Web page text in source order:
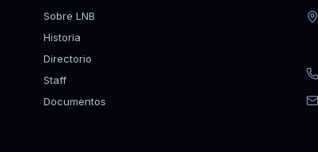
Sobre LNB
Historia
Directorio
Staff
Documentos